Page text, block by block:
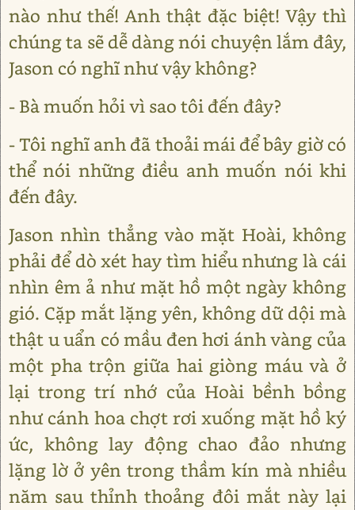
nào như thế! Anh thật đặc biệt! Vậy thì
chúng ta sẽ dễ dàng nói chuyện lắm đây,
Jason có nghĩ như vậy không?
- Bà muốn hỏi vì sao tôi đến đây?
- Tôi nghĩ anh đã thoải mái để bây giờ có
thể nói những điều anh muốn nói khi
đến đây.
Jason nhìn thẳng vào mặt Hoài, không
phải để dò xét hay tìm hiểu nhưng là cái
nhìn êm ả như mặt hồ một ngày không
gió. Cặp mắt lặng yên, không dữ dội mà
thật u uẩn có mầu đen hơi ánh vàng của
một pha trộn giữa hai giòng máu và ở
lại trong trí nhớ của Hoài bềnh bồng
như cánh hoa chợt rơi xuống mặt hồ ký
ức, không lay động chao đảo nhưng
lặng lờ ở yên trong thầm kín mà nhiều
năm sau thỉnh thoảng đôi mắt này lại